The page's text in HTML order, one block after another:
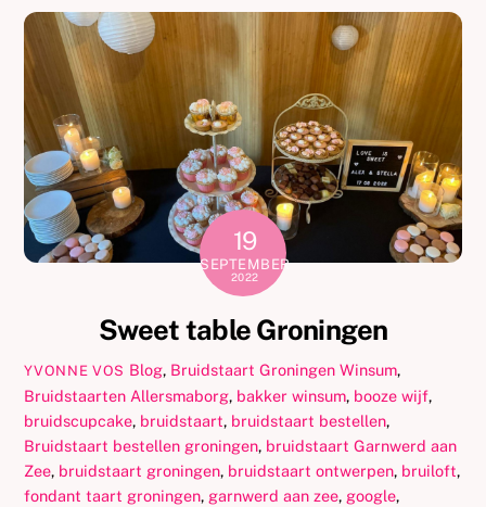
19
SEPTEMBER
2022
Sweet table Groningen
YVONNE VOS Blog, Bruidstaart Groningen Winsum,
Bruidstaarten Allersmaborg, bakker winsum, booze wijf,
bruidscupcake, bruidstaart, bruidstaart bestellen,
Bruidstaart bestellen groningen, bruidstaart Garnwerd aan
Zee, bruidstaart groningen, bruidstaart ontwerpen, bruiloft,
fondant taart groningen, garnwerd aan zee, google,